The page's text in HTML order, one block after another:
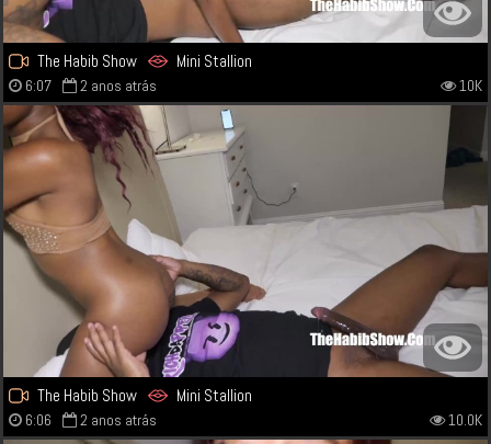
The Habib Show Mini Stallion
6:07 2 anos atrás 10K
The Habib Show Mini Stallion
6:06 2 anos atrás 10.0K